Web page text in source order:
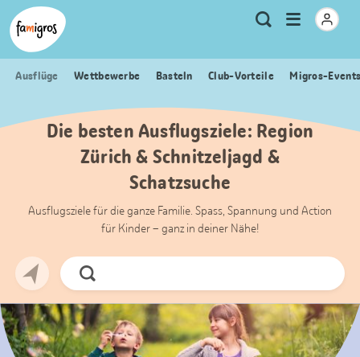
Sprungmarken
Navigation
Header
Logo
Meta
Navigation
Suche
Menu
öffnen
Ausflüge Wettbewerbe Basteln Club-Vorteile Migros-
Die besten Ausflugsziele: Region
Zürich & Schnitzeljagd &
Schatzsuche
Ausflugsziele für die ganze Familie. Spass, Spannung und Action
für Kinder – ganz in deiner Nähe!
Jetzt
Suchen